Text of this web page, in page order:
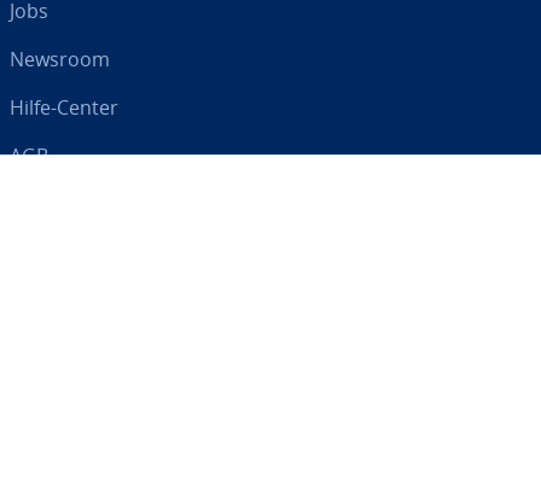
Jobs
Newsroom
Hilfe-Center
AGB